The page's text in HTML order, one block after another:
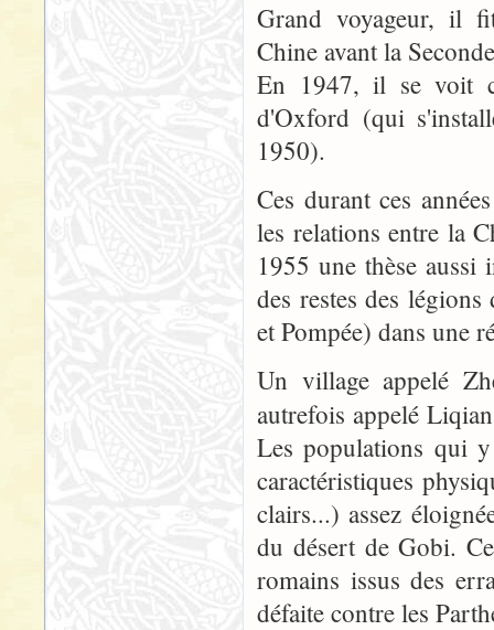
Grand voyageur, il
Chine avant la
En 1947, il se voit
d'Oxford (qui
1950).
Ces durant ces
les relations entre la
1955 une thèse aussi
des restes des
et Pompée) dans une
Un village appelé
autrefois appelé
Les populations qui
caractéristiques
clairs...) assez
du désert de Gobi.
romains issus des
défaite contre les